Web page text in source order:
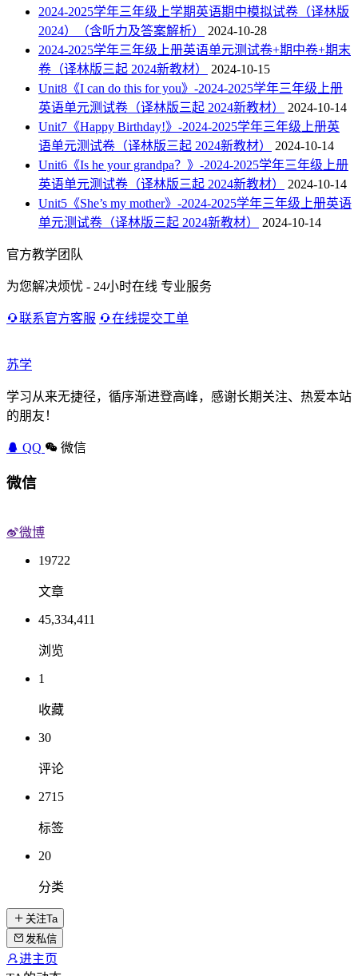
2024-2025学年三年级上学期英语期中模拟试卷（译林版
2024）（含听力及答案解析）
2024-10-28
2024-2025学年三年级上册英语单元测试卷+期中卷+期末
卷（译林版三起 2024新教材）
2024-10-15
Unit8《I can do this for you》-2024-2025学年三年级上册
英语单元测试卷（译林版三起 2024新教材）
2024-10-14
Unit7《Happy Birthday!》-2024-2025学年三年级上册英
语单元测试卷（译林版三起 2024新教材）
2024-10-14
Unit6《Is he your grandpa？》-2024-2025学年三年级上册
英语单元测试卷（译林版三起 2024新教材）
2024-10-14
Unit5《She’s my mother》-2024-2025学年三年级上册英语
单元测试卷（译林版三起 2024新教材）
2024-10-14
官方教学团队
为您解决烦忧 - 24小时在线 专业服务
联系官方客服 在线提交工单
苏学
学习从来无捷径，循序渐进登高峰，感谢长期关注、热爱本站
的朋友！
QQ 微信
微信
微博
19722
文章
45,334,411
浏览
1
收藏
30
评论
2715
标签
20
分类
关注Ta
发私信
进主页